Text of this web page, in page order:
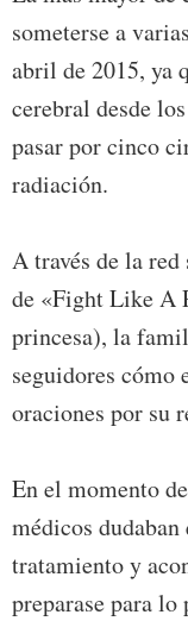
someterse a
abril de 2015, ya
cerebral desde
pasar por cinco
radiación.
A través de la
de «Fight Like A
princesa), la
seguidores cómo
oraciones por su
En el momento
médicos
tratamiento y
preparase para lo